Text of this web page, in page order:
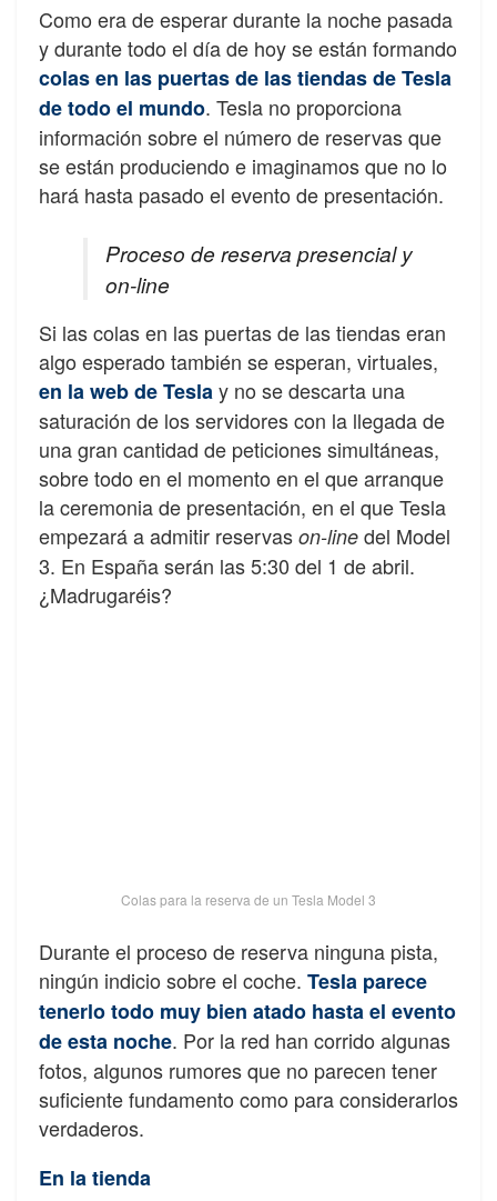
Como era de esperar durante la noche pasada
y durante todo el día de hoy se están formando
colas en las puertas de las tiendas de Tesla
de todo el mundo. Tesla no proporciona
información sobre el número de reservas que
se están produciendo e imaginamos que no lo
hará hasta pasado el evento de presentación.
Proceso de reserva presencial y
on-line
Si las colas en las puertas de las tiendas eran
algo esperado también se esperan, virtuales,
en la web de Teslay no se descarta una
saturación de los servidores con la llegada de
una gran cantidad de peticiones simultáneas,
sobre todo en el momento en el que arranque
la ceremonia de presentación, en el que Tesla
empezará a admitir reservas on-line del Model
3. En España serán las 5:30 del 1 de abril.
¿Madrugaréis?
Colas para la reserva de un Tesla Model 3
Durante el proceso de reserva ninguna pista,
ningún indicio sobre el coche. Tesla parece
tenerlo todo muy bien atado hasta el evento
de esta noche. Por la red han corrido algunas
fotos, algunos rumores que no parecen tener
suficiente fundamento como para considerarlos
verdaderos.
En la tienda